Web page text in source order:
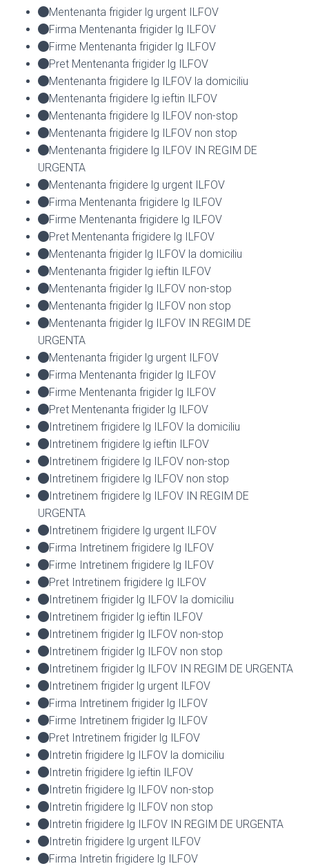
Mentenanta frigider lg urgent ILFOV
Firma Mentenanta frigider lg ILFOV
Firme Mentenanta frigider lg ILFOV
Pret Mentenanta frigider lg ILFOV
Mentenanta frigidere lg ILFOV la domiciliu
Mentenanta frigidere lg ieftin ILFOV
Mentenanta frigidere lg ILFOV non-stop
Mentenanta frigidere lg ILFOV non stop
Mentenanta frigidere lg ILFOV IN REGIM DE
URGENTA
Mentenanta frigidere lg urgent ILFOV
Firma Mentenanta frigidere lg ILFOV
Firme Mentenanta frigidere lg ILFOV
Pret Mentenanta frigidere lg ILFOV
Mentenanta frigider lg ILFOV la domiciliu
Mentenanta frigider lg ieftin ILFOV
Mentenanta frigider lg ILFOV non-stop
Mentenanta frigider lg ILFOV non stop
Mentenanta frigider lg ILFOV IN REGIM DE
URGENTA
Mentenanta frigider lg urgent ILFOV
Firma Mentenanta frigider lg ILFOV
Firme Mentenanta frigider lg ILFOV
Pret Mentenanta frigider lg ILFOV
Intretinem frigidere lg ILFOV la domiciliu
Intretinem frigidere lg ieftin ILFOV
Intretinem frigidere lg ILFOV non-stop
Intretinem frigidere lg ILFOV non stop
Intretinem frigidere lg ILFOV IN REGIM DE
URGENTA
Intretinem frigidere lg urgent ILFOV
Firma Intretinem frigidere lg ILFOV
Firme Intretinem frigidere lg ILFOV
Pret Intretinem frigidere lg ILFOV
Intretinem frigider lg ILFOV la domiciliu
Intretinem frigider lg ieftin ILFOV
Intretinem frigider lg ILFOV non-stop
Intretinem frigider lg ILFOV non stop
Intretinem frigider lg ILFOV IN REGIM DE URGENTA
Intretinem frigider lg urgent ILFOV
Firma Intretinem frigider lg ILFOV
Firme Intretinem frigider lg ILFOV
Pret Intretinem frigider lg ILFOV
Intretin frigidere lg ILFOV la domiciliu
Intretin frigidere lg ieftin ILFOV
Intretin frigidere lg ILFOV non-stop
Intretin frigidere lg ILFOV non stop
Intretin frigidere lg ILFOV IN REGIM DE URGENTA
Intretin frigidere lg urgent ILFOV
Firma Intretin frigidere lg ILFOV